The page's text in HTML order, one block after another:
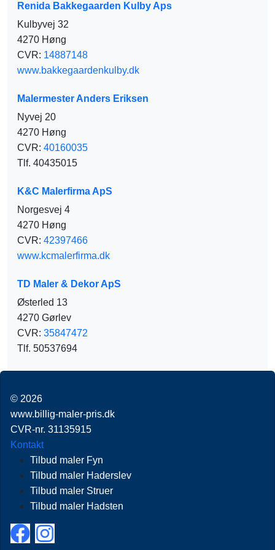
Renida Bakkegaarden Kulby Aps
Kulbyvej 32
4270 Høng
CVR: 14887148
www.bakkegaardenkulby.dk
Malermester Anders Eriksen
Nyvej 20
4270 Høng
CVR: 40160035
Tlf. 40435015
K&C Malerfirma ApS
Norgesvej 4
4270 Høng
CVR: 42397466
www.kcmalerfirma.dk
TD Maler & Dekor ApS
Østerled 13
4270 Gørlev
CVR: 35847472
Tlf. 50537694
© 2026
www.billig-maler-pris.dk
CVR-nr. 31135915
Kontakt
Tilbud maler Fyn
Tilbud maler Haderslev
Tilbud maler Struer
Tilbud maler Hadsten